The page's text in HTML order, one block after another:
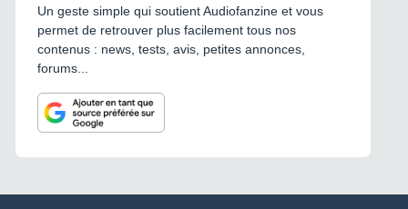
Un geste simple qui soutient Audiofanzine et vous
permet de retrouver plus facilement tous nos
contenus : news, tests, avis, petites annonces,
forums...